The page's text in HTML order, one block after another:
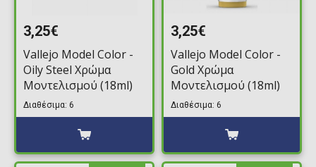
3,25€
Vallejo Model Color -
Oily Steel Χρώμα
Μοντελισμού (18ml)
Διαθέσιμα: 6
3,25€
Vallejo Model Color -
Gold Χρώμα
Μοντελισμού (18ml)
Διαθέσιμα: 6